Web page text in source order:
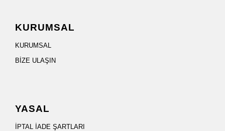
KURUMSAL
KURUMSAL
BİZE ULAŞIN
YASAL
İPTAL İADE ŞARTLARI